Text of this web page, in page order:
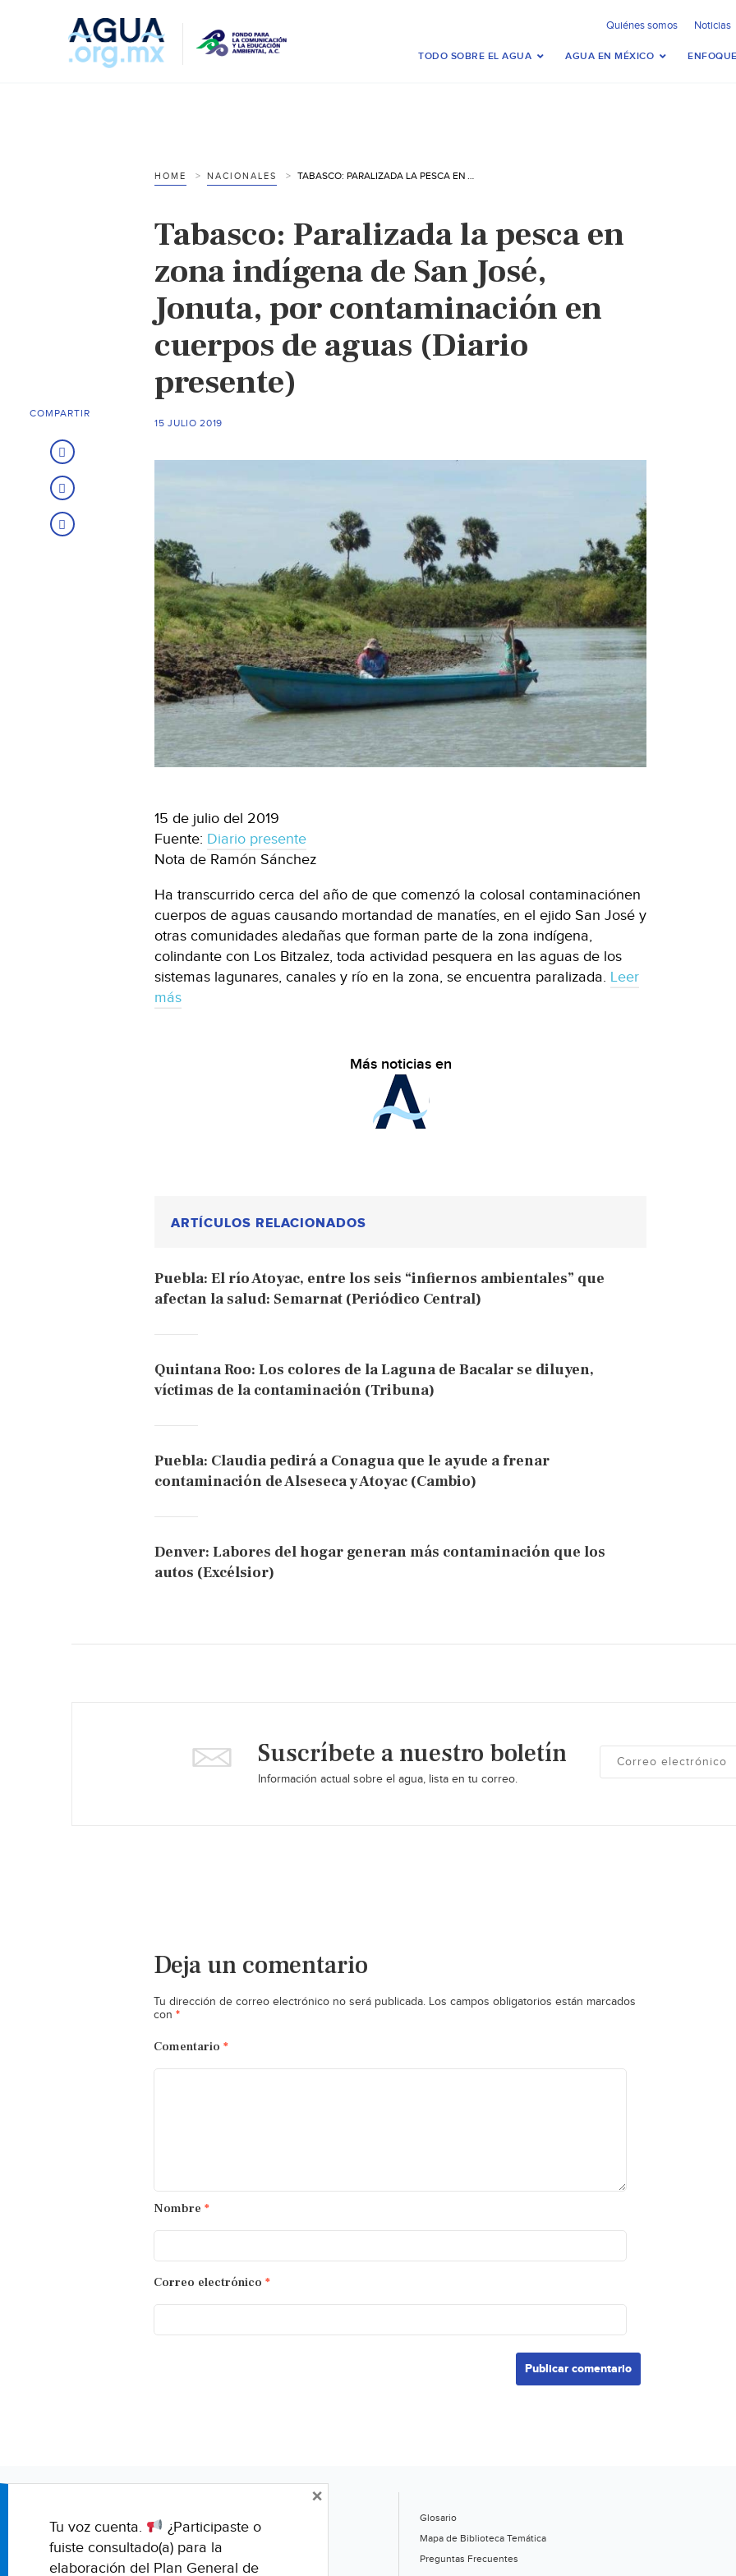
Quiénes somos Noticias
TODO SOBRE EL AGUA AGUA EN MÉXICO
HOME NACIONALES TABASCO: PARALIZADA LA PESCA EN ZONA INDÍGENA DE SAN JOSÉ, JONUTA, POR CONTAMINACIÓN EN CUERPOS DE AGUAS (DIARIO PRESENTE)
Tabasco: Paralizada la pesca en
zona indígena de San José,
Jonuta, por contaminación en
cuerpos de aguas (Diario
presente)
15 JULIO 2019
15 de julio del 2019
Fuente: Diario presente
Nota de Ramón Sánchez
Ha transcurrido cerca del año de que comenzó la colosal contaminaciónen
cuerpos de aguas causando mortandad de manatíes, en el ejido San José y
otras comunidades aledañas que forman parte de la zona indígena,
colindante con Los Bitzalez, toda actividad pesquera en las aguas de los
sistemas lagunares, canales y río en la zona, se encuentra paralizada. Leer
más
Más noticias en
ARTÍCULOS RELACIONADOS
Puebla: El río Atoyac, entre los seis “infiernos ambientales” que
afectan la salud: Semarnat (Periódico Central)
Quintana Roo: Los colores de la Laguna de Bacalar se diluyen,
víctimas de la contaminación (Tribuna)
Puebla: Claudia pedirá a Conagua que le ayude a frenar
contaminación de Alseseca y Atoyac (Cambio)
Denver: Labores del hogar generan más contaminación que los
autos (Excélsior)
COMPARTIR
Suscríbete a nuestro boletín
Información actual sobre el agua, lista en tu correo.
Deja un comentario
Tu dirección de correo electrónico no será publicada. Los campos obligatorios están marcados
con *
Comentario *
Nombre *
Correo electrónico *
Glosario
Mapa de Biblioteca Temática
Preguntas Frecuentes
Tu voz cuenta.
¿Participaste o
fuiste consultado(a) para la
elaboración del Plan General de
×